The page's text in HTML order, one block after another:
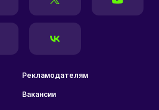
Рекламодателям
Вакансии